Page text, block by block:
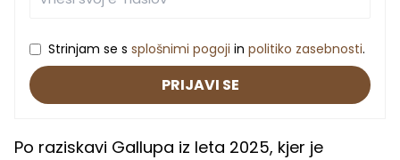
Strinjam se s splošnimi pogoji in politiko zasebnosti.
PRIJAVI SE
Po raziskavi Gallupa iz leta 2025, kjer je